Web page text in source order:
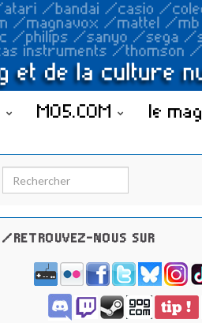
MO5.COM le mag
Search for:
/RETROUVEZ-NOUS SUR